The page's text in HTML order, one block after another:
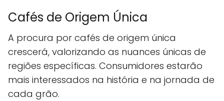
Cafés de Origem Única
A procura por cafés de origem única
crescerá, valorizando as nuances únicas de
regiões específicas. Consumidores estarão
mais interessados na história e na jornada de
cada grão.